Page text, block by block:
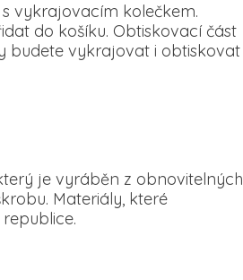
vykrajovacím kolečkem.
do košíku. Obtiskovací část
budete vykrajovat i obtiskovat
je vyráběn z obnovitelných
Materiály, které